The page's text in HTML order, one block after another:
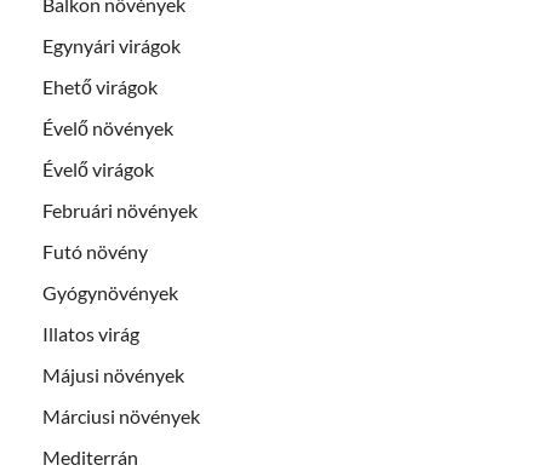
Egynyári virágok
Ehető virágok
Évelő növények
Évelő virágok
Februári növények
Futó növény
Gyógynövények
Illatos virág
Májusi növények
Márciusi növények
Mediterrán